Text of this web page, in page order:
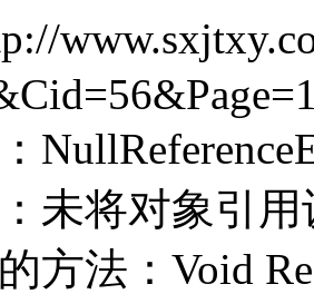
未将对象引
方法：Void